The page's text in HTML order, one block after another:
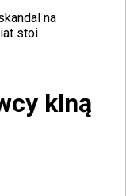
na
stoi
klną